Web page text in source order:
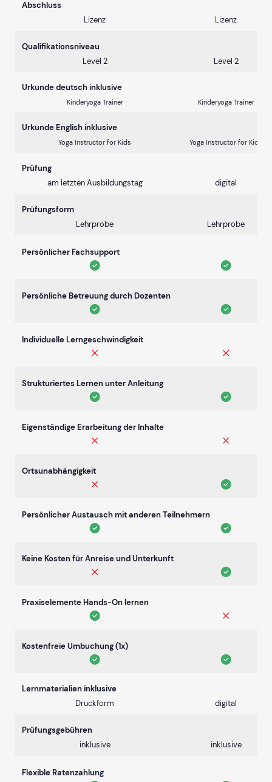
Abschluss
Lizenz
Lizenz
Qualifikationsniveau
Level 2
Level 2
Urkunde deutsch inklusive
Kinderyoga Trainer Kinderyoga Trainer
Urkunde English inklusive
Yoga Instructor for Kids Yoga Instructor for Kids
Prüfung
am letzten Ausbildungstag
digital
Prüfungsform
Lehrprobe
Lehrprobe
Persönlicher Fachsupport
Persönliche Betreuung durch Dozenten
Individuelle Lerngeschwindigkeit
Strukturiertes Lernen unter Anleitung
Eigenständige Erarbeitung der Inhalte
Ortsunabhängigkeit
Persönlicher Austausch mit anderen Teilnehmern
Keine Kosten für Anreise und Unterkunft
Praxiselemente Hands-On lernen
Kostenfreie Umbuchung (1x)
Lernmaterialien inklusive
Druckform
digital
Prüfungsgebühren
inklusive
inklusive
Flexible Ratenzahlung